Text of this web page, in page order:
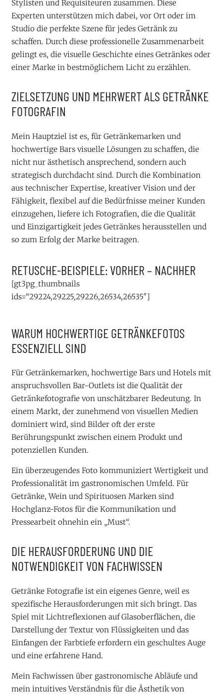
Stylisten und Requisiteuren zusammen. Diese
Experten unterstützen mich dabei, vor Ort oder im
Studio die perfekte Szene für jedes Getränk zu
schaffen. Durch diese professionelle Zusammenarbeit
gelingt es, die visuelle Geschichte eines Getränkes oder
einer Marke in bestmöglichem Licht zu erzählen.
ZIELSETZUNG UND MEHRWERT ALS GETRÄNKE
FOTOGRAFIN
Mein Hauptziel ist es, für Getränkemarken und
hochwertige Bars visuelle Lösungen zu schaffen, die
nicht nur ästhetisch ansprechend, sondern auch
strategisch durchdacht sind. Durch die Kombination
aus technischer Expertise, kreativer Vision und der
Fähigkeit, flexibel auf die Bedürfnisse meiner Kunden
einzugehen, liefere ich Fotografien, die die Qualität
und Einzigartigkeit jedes Getränkes herausstellen und
so zum Erfolg der Marke beitragen.
RETUSCHE-BEISPIELE: VORHER – NACHHER
[gt3pg_thumbnails
ids=“29224,29225,29226,26534,26535″]
WARUM HOCHWERTIGE GETRÄNKEFOTOS
ESSENZIELL SIND
Für Getränkemarken, hochwertige Bars und Hotels mit
anspruchsvollen Bar-Outlets ist die Qualität der
Getränkefotografie von unschätzbarer Bedeutung. In
einem Markt, der zunehmend von visuellen Medien
dominiert wird, sind Bilder oft der erste
Berührungspunkt zwischen einem Produkt und
potenziellen Kunden.
Ein überzeugendes Foto kommuniziert Wertigkeit und
Professionalität im gastronomischen Umfeld. Für
Getränke, Wein und Spirituosen Marken sind
Hochglanz-Fotos für die Kommunikation und
Pressearbeit ohnehin ein „Must“.
DIE HERAUSFORDERUNG UND DIE
NOTWENDIGKEIT VON FACHWISSEN
Getränke Fotografie ist ein eigenes Genre, weil es
spezifische Herausforderungen mit sich bringt. Das
Spiel mit Lichtreflexionen auf Glasoberflächen, die
Darstellung der Textur von Flüssigkeiten und das
Einfangen der Farbtiefe erfordern ein geschultes Auge
und eine erfahrene Hand.
Mein Fachwissen über gastronomische Abläufe und
mein intuitives Verständnis für die Ästhetik von